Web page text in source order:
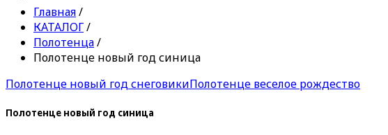
Главная/
КАТАЛОГ/
Полотенца/
Полотенце новый год синица
Полотенце новый год снеговикиПолотенце веселое рождество
Полотенце новый год синица